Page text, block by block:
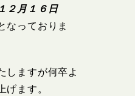
２月１６日
なっておりま
しますが何卒よ
げます。